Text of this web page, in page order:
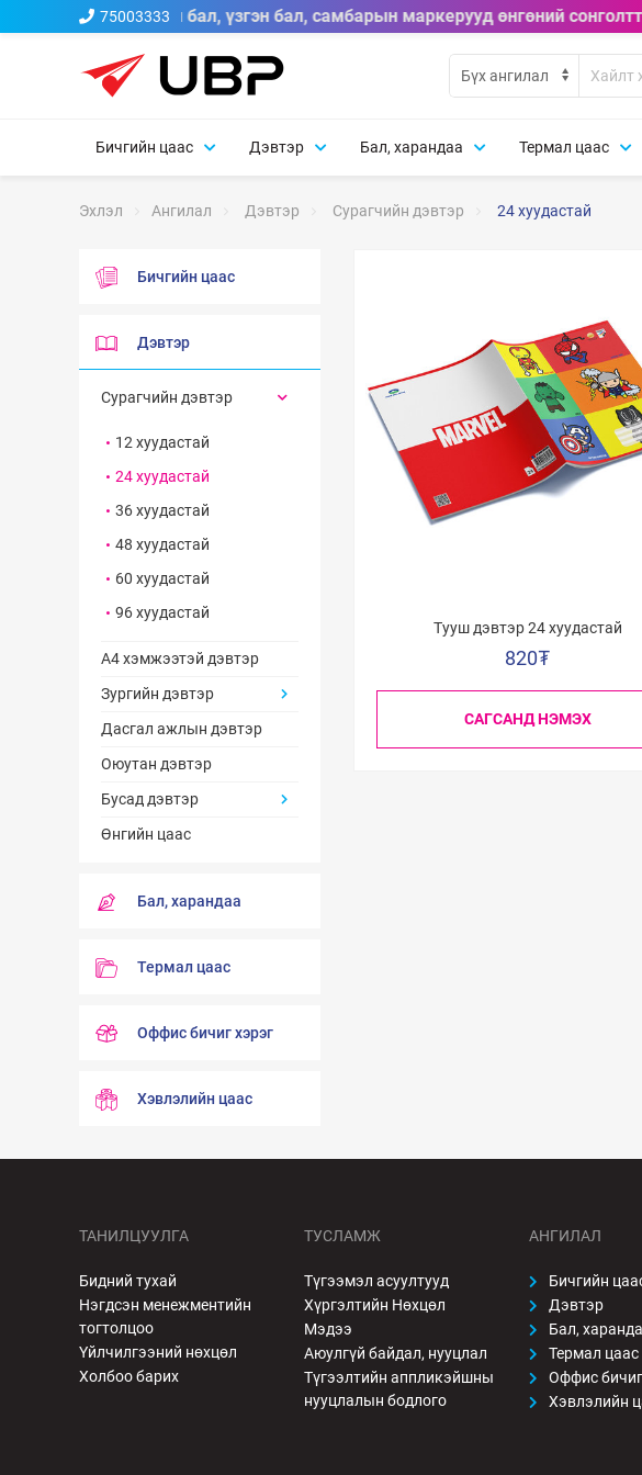
75003333
A брэндийн тосон бал, үзгэн бал, самбарын маркерууд өнгөний
Бичгийн цаас Дэвтэр Бал, харандаа Термал цаас
Эхлэл Ангилал Дэвтэр Сурагчийн дэвтэр 24 хуудастай
Бичгийн цаас
Дэвтэр
Сурагчийн дэвтэр
12 хуудастай
24 хуудастай
36 хуудастай
48 хуудастай
60 хуудастай
96 хуудастай
A4 хэмжээтэй дэвтэр
Зургийн дэвтэр
Дасгал ажлын дэвтэр
Оюутан дэвтэр
Бусад дэвтэр
Өнгийн цаас
Бал, харандаа
Термал цаас
Оффис бичиг хэрэг
Хэвлэлийн цаас
Тууш дэвтэр 24 хуудастай
820₮
САГСАНД НЭМЭХ
ТАНИЛЦУУЛГА
Бидний тухай
Нэгдсэн менежментийн
тогтолцоо
Үйлчилгээний нөхцөл
Холбоо барих
ТУСЛАМЖ
Түгээмэл асуултууд
Хүргэлтийн Нөхцөл
Мэдээ
Аюулгүй байдал, нууцлал
Түгээлтийн аппликэйшны
нууцлалын бодлого
АНГИЛАЛ
Бичгийн
Дэвтэр
Бал,
Термал цаас
Оффис
Хэвлэлийн